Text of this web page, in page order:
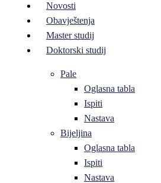
Novosti
Obavještenja
Master studij
Doktorski studij
Pale
Oglasna tabla
Ispiti
Nastava
Bijeljina
Oglasna tabla
Ispiti
Nastava